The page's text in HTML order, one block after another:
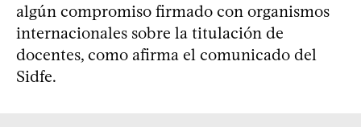
algún compromiso firmado con organismos
internacionales sobre la titulación de
docentes, como afirma el comunicado del
Sidfe.